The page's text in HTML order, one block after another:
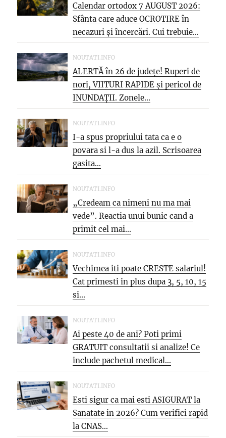
Calendar ortodox 7 AUGUST 2026:
Sfânta care aduce OCROTIRE în
necazuri și încercări. Cui trebuie...
NOUTATI.INFO
ALERTĂ în 26 de județe! Ruperi de
nori, VIITURI RAPIDE și pericol de
INUNDAȚII. Zonele...
NOUTATI.INFO
I-a spus propriului tata ca e o
povara si l-a dus la azil. Scrisoarea
gasita...
NOUTATI.INFO
„Credeam ca nimeni nu ma mai
vede”. Reactia unui bunic cand a
primit cel mai...
NOUTATI.INFO
Vechimea iti poate CRESTE salariul!
Cat primesti in plus dupa 3, 5, 10, 15
si...
NOUTATI.INFO
Ai peste 40 de ani? Poti primi
GRATUIT consultatii si analize! Ce
include pachetul medical...
NOUTATI.INFO
Esti sigur ca mai esti ASIGURAT la
Sanatate in 2026? Cum verifici rapid
la CNAS...